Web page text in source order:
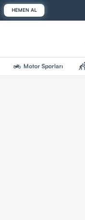
HEMEN AL
two_wheeler Motor Sporları